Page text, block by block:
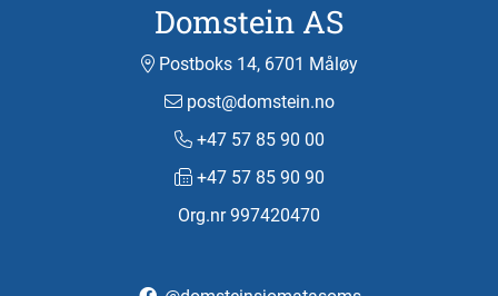
Domstein AS
Postboks 14, 6701 Måløy
post@domstein.no
+47 57 85 90 00
+47 57 85 90 90
Org.nr 997420470